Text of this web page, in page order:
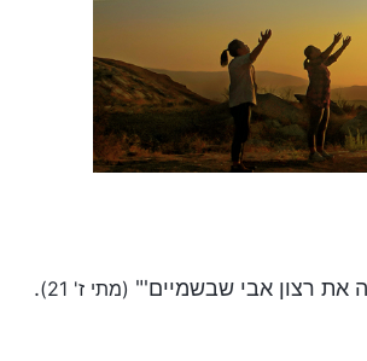
את רצון אבי שבשמיים'" (מתי ז' 21) .